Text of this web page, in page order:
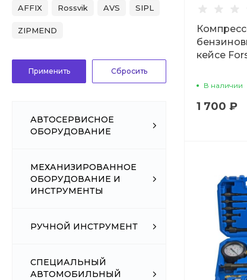
AFFIX Rossvik AVS SIPL
ZIPMEND
АВТОСЕРВИСНОЕ
ОБОРУДОВАНИЕ
МЕХАНИЗИРОВАННОЕ
ОБОРУДОВАНИЕ И
ИНСТРУМЕНТЫ
РУЧНОЙ ИНСТРУМЕНТ
СПЕЦИАЛЬНЫЙ
АВТОМОБИЛЬНЫЙ
кейсе
В наличии
1 700 ₽